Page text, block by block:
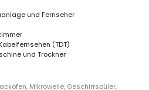
und Fernseher
(TDT)
und Trockner
Mikrowelle, Geschirrspüler,